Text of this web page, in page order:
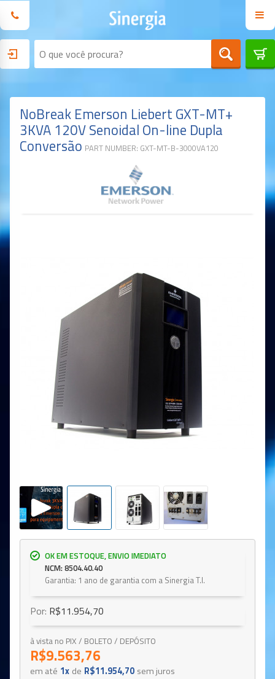
NoBreak Emerson Liebert GXT-MT+
3KVA 120V Senoidal On-line Dupla
Conversão PART NUMBER: GXT-MT-B-3000VA120
OK EM ESTOQUE, ENVIO IMEDIATO
NCM: 8504.40.40
Garantia: 1 ano de garantia com a Sinergia T.I.
Por: R$11.954,70
à vista no PIX / BOLETO / DEPÓSITO
R$9.563,76
em até 1x de R$11.954,70 sem juros